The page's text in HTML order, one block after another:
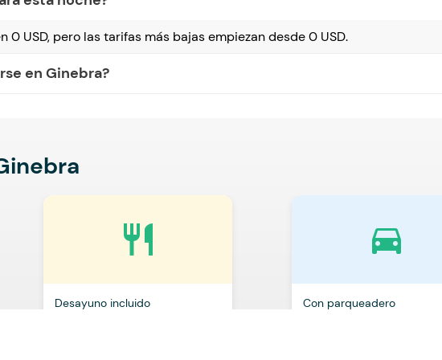
0 USD, pero las tarifas más bajas empiezan desde 0 USD.
en Ginebra?
restaurant
Desayuno incluido
directions_car
Con parqueadero